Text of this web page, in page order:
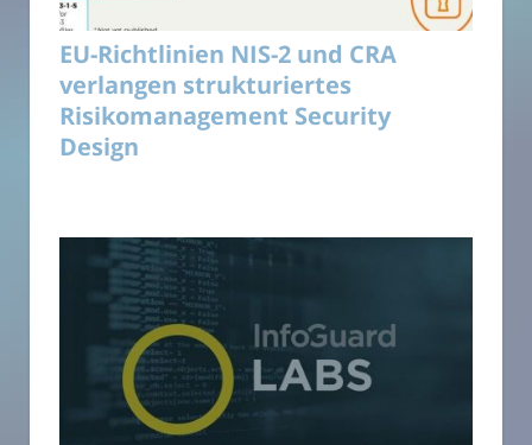
EU-Richtlinien NIS-2 und CRA
verlangen strukturiertes
Risikomanagement Security
Design